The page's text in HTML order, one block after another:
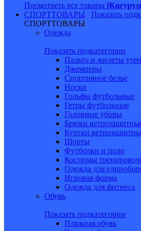
Посмотреть все товары
СПОРТТОВАРЫ
Показать
СПОРТТОВАРЫ
Одежда
Показать подкатегории
Пальто и жилеты
Джемперы
Спортивное белье
Носки
Гольфы футбольные
Гетры футбольные
Головные уборы
Брюки
Куртки
Шорты
Футболки и поло
Костюмы
Одежда для
Игровая форма
Одежда для фитнеса
Обувь
Показать подкатегории
Пляжная обувь